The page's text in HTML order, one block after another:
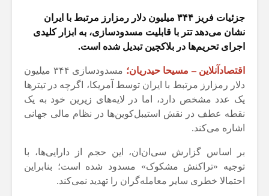
جزئیات فریز ۳۴۴ میلیون دلار رمزارز مرتبط با ایران
نشان می‌دهد تتر با قابلیت مسدودسازی، به ابزار کلیدی
اجرای تحریم‌ها در بلاکچین تبدیل شده است.
اقتصادآنلاین – مسیحا حیدریان؛
مسدودسازی ۳۴۴ میلیون
دلار رمزارز مرتبط با ایران توسط آمریکا، اگرچه در تیترها
یک عدد مشخص دارد، اما در لایه‌های زیرین خود به یک
نقطه عطف در نقش استیبل‌کوین‌ها در نظام مالی جهانی
اشاره می‌کند.
بر اساس گزارش سی‌ان‌ان، این حجم از دارایی‌ها، با
توجیه «تراکنش مشکوک» مسدود شده است؛ بنابراین
احتمالا خطری سایر معامله‌گران را تهدید نمی‌کند.